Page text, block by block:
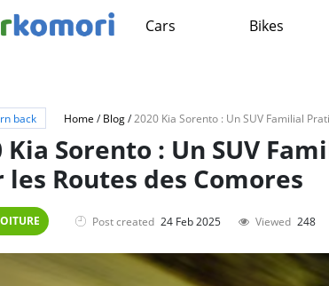
Cars Bikes
back Home /Blog/
Kia Sorento : Un SUV
les Routes des Comores
Post created 24 Feb 2025 Viewed 248